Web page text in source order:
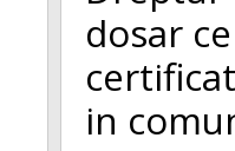
dosar
in